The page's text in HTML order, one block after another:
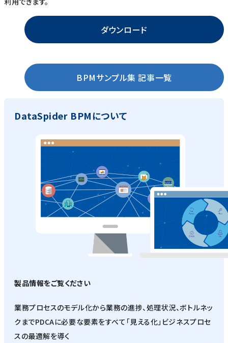
ダウンロード
BPMサンプル集 記事一覧
DataSpider BPMについて
製品情報をご覧ください
業務プロセスのモデル化から業務の進捗、処理状況、ボトルネッ
クまでPDCAに必要な要素をすべて「見える化」ビジネスプロセ
スの最適解を導く